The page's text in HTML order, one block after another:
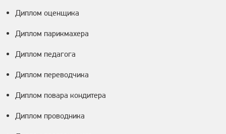
Диплом оценщика
Диплом парикмахера
Диплом педагога
Диплом переводчика
Диплом повара кондитера
Диплом проводника